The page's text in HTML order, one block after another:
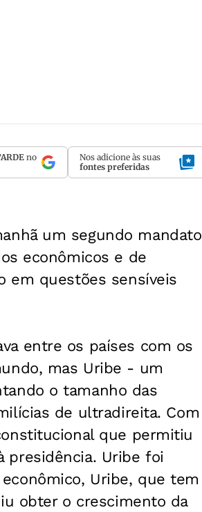
no
Nos adicione às suas
fontes preferidas
um segundo mandato
econômicos e de
em questões sensíveis
entre os países com os
mas Uribe - um
o tamanho das
de ultradireita. Com
que permitiu
presidência. Uribe foi
Uribe, que tem
obter o crescimento da